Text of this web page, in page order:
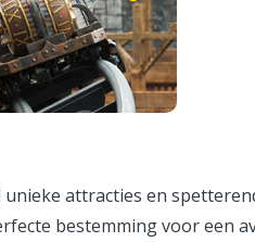
attracties en
bestemming voor een